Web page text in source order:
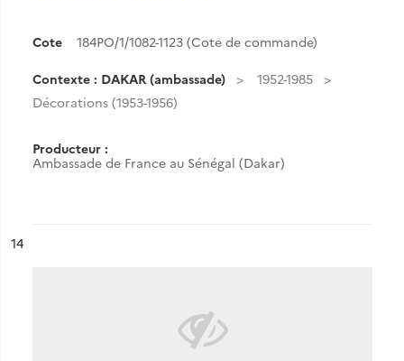
Cote 184PO/1/1082-1123 (Cote de commande)
Contexte : DAKAR (ambassade)
1952-1985
Décorations (1953-1956)
Producteur :
Ambassade de France au Sénégal (Dakar)
n°
14